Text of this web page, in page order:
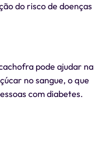
do risco de doenças
pode ajudar na
no sangue, o que
com diabetes.